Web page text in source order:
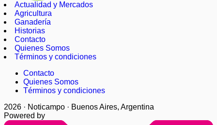
Actualidad y Mercados
Agricultura
Ganadería
Historias
Contacto
Quienes Somos
Términos y condiciones
Contacto
Quienes Somos
Términos y condiciones
2026 · Noticampo · Buenos Aires, Argentina
Powered by